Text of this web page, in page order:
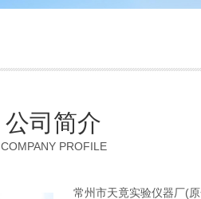
公司简介
COMPANY PROFILE
常州市天竟实验仪器厂(